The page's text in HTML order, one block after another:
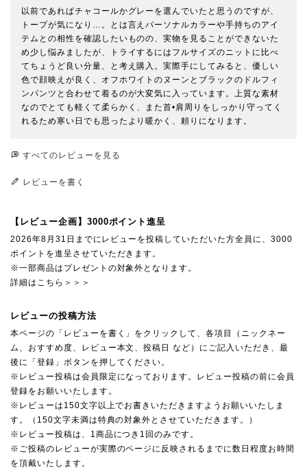
以前であればチャコールかグレーを選んでいたと思うのですが、
トープが気になり…。とは言えパーソナルカラーや手持ちのアイ
テムとの相性を確認したいものの、実物を見ることができないた
め少し悩みましたが、トライするにはフルサイズのニットに比べ
てちょうど良い分量、と考え購入。実際手にしてみると、優しい
色で顔映えが良く、オフホワイトのヌーンとブラックのドルフィ
ンパンツと合わせて着るのが大変気に入っています。上質な素材
なのでとても軽くて柔らかく、また首•肩周りをしっかり守ってく
れるため寒い日でも思ったより暖かく、頼りになります。
すべてのレビューを見る
レビューを書く
【レビュー企画】3000ポイント進呈
2026年8月31日までにレビューを投稿していただいた方全員に、3000
ポイントを進呈させていただきます。
※一部商品はプレゼントの対象外となります。
詳細はこちら＞＞＞
レビューの投稿方法
本ページの「レビューを書く」をクリックして、各項目（ニックネー
ム、おすすめ度、レビュー本文、投稿日 など）にご記入いただき、最
後に「登録」ボタンを押してください。
※レビュー投稿は会員限定になっております。レビュー投稿の前に会員
登録をお願いいたします。
※レビューは150文字以上でお書きいただきますようお願いいたしま
す。（150文字未満は特典の対象外とさせていただきます。）
※レビュー投稿は、1商品につき1回のみです。
※ご投稿のレビューが実際のページに反映されるまでに数日程度お時間
を頂戴いたします。